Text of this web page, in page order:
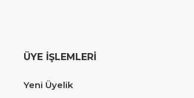
hızlı gönderim.
ÜYE İŞLEMLERİ
Yeni Üyelik